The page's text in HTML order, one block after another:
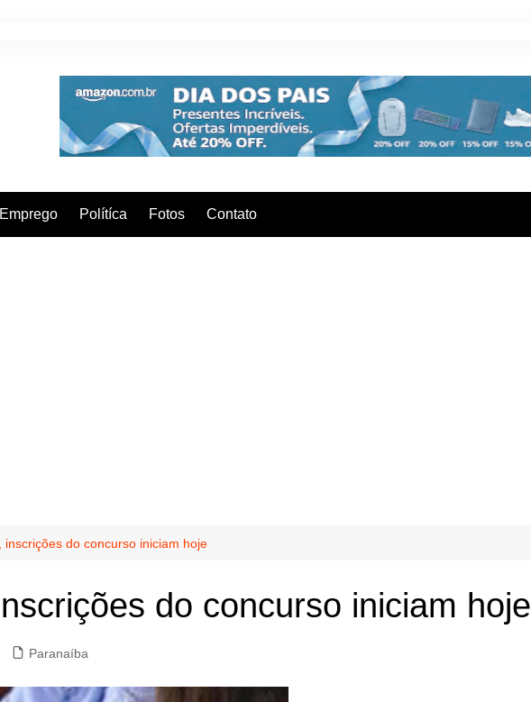
Emprego Polítíca Fotos Contato
inscrições do concurso iniciam hoje
do concurso iniciam hoje
Paranaíba